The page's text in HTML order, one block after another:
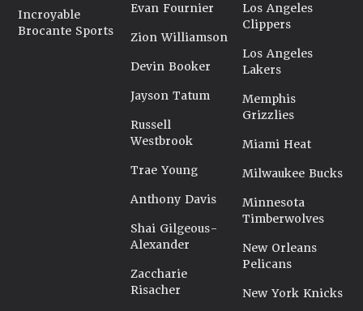
Incroyable
Brocante Sports
Evan Fournier
Zion Williamson
Devin Booker
Jayson Tatum
Russell
Westbrook
Trae Young
Anthony Davis
Shai Gilgeous-
Alexander
Zaccharie
Risacher
Los Angeles
Clippers
Los Angeles
Lakers
Memphis
Grizzlies
Miami Heat
Milwaukee Bucks
Minnesota
Timberwolves
New Orleans
Pelicans
New York Knicks